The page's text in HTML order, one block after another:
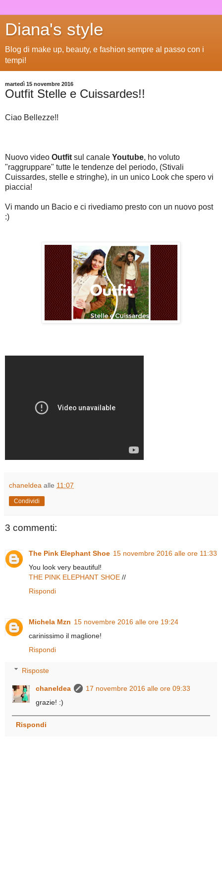
Diana's style
Blog di make up, beauty, e fashion sempre al passo con i
tempi!
martedì 15 novembre 2016
Outfit Stelle e Cuissardes!!
Ciao Bellezze!!
Nuovo video Outfit sul canale Youtube, ho voluto
"raggruppare" tutte le tendenze del periodo, (Stivali
Cuissardes, stelle e stringhe), in un unico Look che spero vi
piaccia!
Vi mando un Bacio e ci rivediamo presto con un nuovo post
:)
chaneldea alle 11:07
Condividi
3 commenti:
The Pink Elephant Shoe 15 novembre 2016 alle ore 11:33
You look very beautiful!
THE PINK ELEPHANT SHOE //
Rispondi
Michela Mzn 15 novembre 2016 alle ore 19:24
carinissimo il maglione!
Rispondi
Risposte
chaneldea
17 novembre 2016 alle ore 09:33
grazie! :)
Rispondi